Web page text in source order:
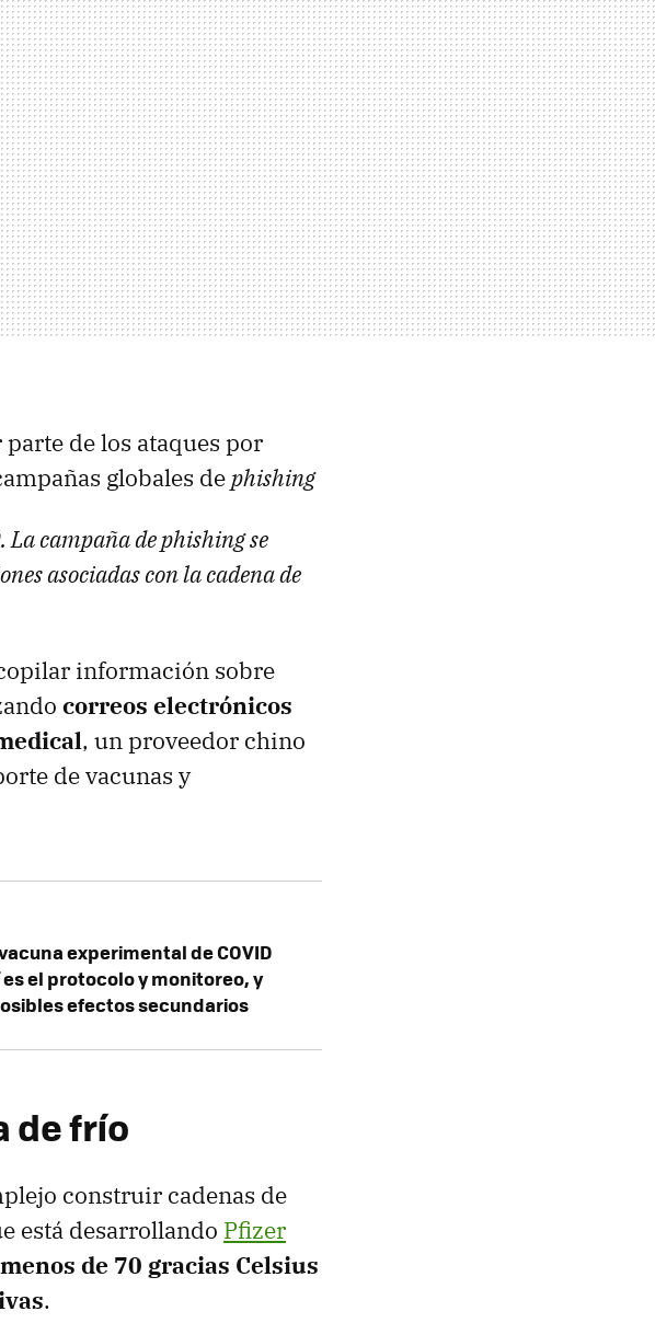
de los ataques por
globales dephishing
La campaña de phishing se
asociadas con la cadena de
información sobre
correos electrónicos
, un proveedor chino
de vacunas y
experimental de COVID
el protocolo y monitoreo, y
efectos secundarios
de frío
construir cadenas de
está desarrollando Pfizer
de 70 gracias Celsius
.